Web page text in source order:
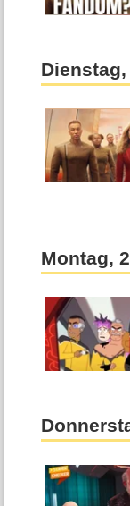
Dienstag,
Montag,